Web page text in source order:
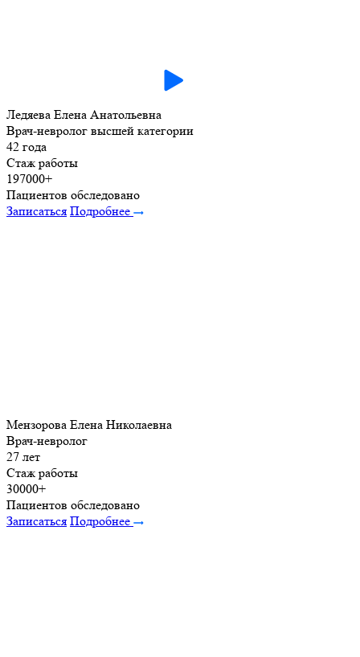
Ледяева Елена Анатольевна
Врач-невролог высшей категории
42 года
Стаж работы
197000+
Пациентов обследовано
Записаться Подробнее
Мензорова Елена Николаевна
Врач-невролог
27 лет
Стаж работы
30000+
Пациентов обследовано
Записаться Подробнее